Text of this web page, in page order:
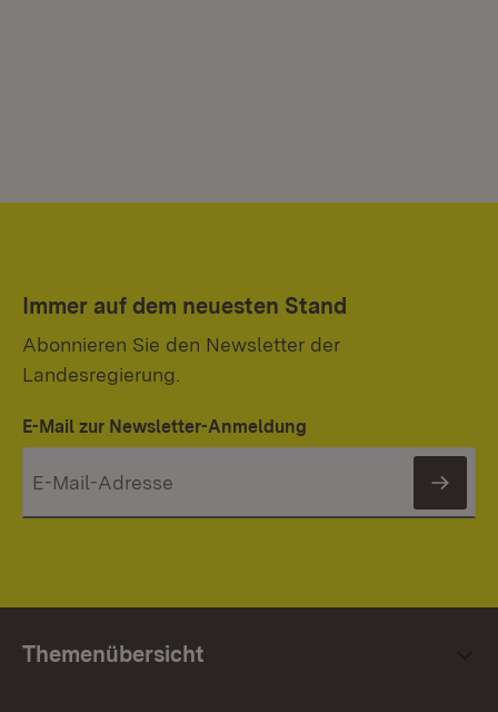
Immer auf dem neuesten Stand
Abonnieren Sie den Newsletter der
Landesregierung.
E-Mail zur Newsletter-Anmeldung
Themenübersicht